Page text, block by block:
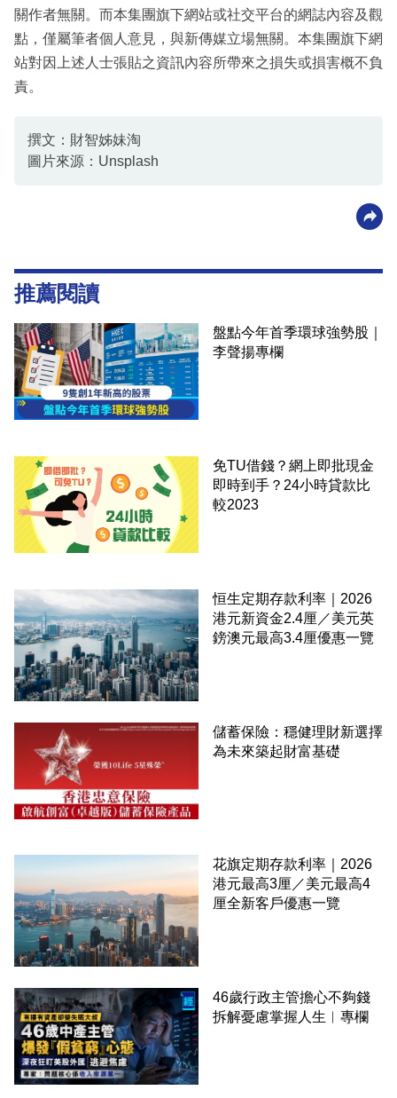
關作者無關。而本集團旗下網站或社交平台的網誌內容及觀
點，僅屬筆者個人意見，與新傳媒立場無關。本集團旗下網
站對因上述人士張貼之資訊內容所帶來之損失或損害概不負
責。
撰文：財智姊妹淘
圖片來源：Unsplash
推薦閱讀
盤點今年首季環球強勢股｜
李聲揚專欄
免TU借錢？網上即批現金
即時到手？24小時貸款比
較2023
恒生定期存款利率｜2026
港元新資金2.4厘／美元英
鎊澳元最高3.4厘優惠一覽
儲蓄保險：穩健理財新選擇
為未來築起財富基礎
花旗定期存款利率｜2026
港元最高3厘／美元最高4
厘全新客戶優惠一覽
46歲行政主管擔心不夠錢
拆解憂慮掌握人生︳專欄